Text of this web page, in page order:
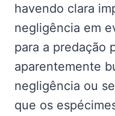
havendo clara
negligência em
para a predação
aparentemente
negligência ou
que os